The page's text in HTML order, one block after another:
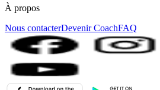
À propos
Nous contacterDevenir CoachFAQ